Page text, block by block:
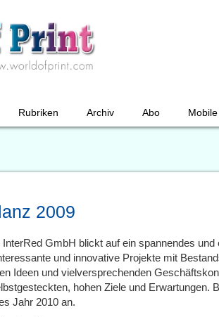
Rubriken Archiv Abo
2009
InterRed GmbH blickt auf ein spannendes und
und innovative Projekte mit
Ideen und vielversprechenden
hohen Ziele und Erwartungen.
Jahr 2010 an.